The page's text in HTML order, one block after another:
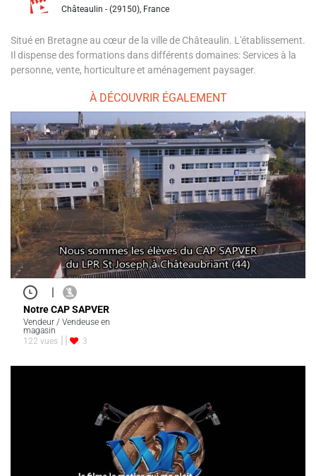
Châteaulin - (29150), France
Situé en Bretagne au cœur de la ville de Châteaulin. L'établissement.
Il dispense des formations dans différents domaines: Services à la
personne, vente, horticulture et aménagement paysager.
À DÉCOUVRIR ÉGALEMENT
|
Notre CAP SAPVER
Vendeur / Vendeuse en
magasin
122 vues
3